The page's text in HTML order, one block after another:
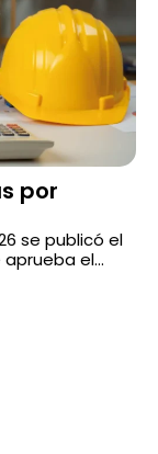
por
se publicó el
el...